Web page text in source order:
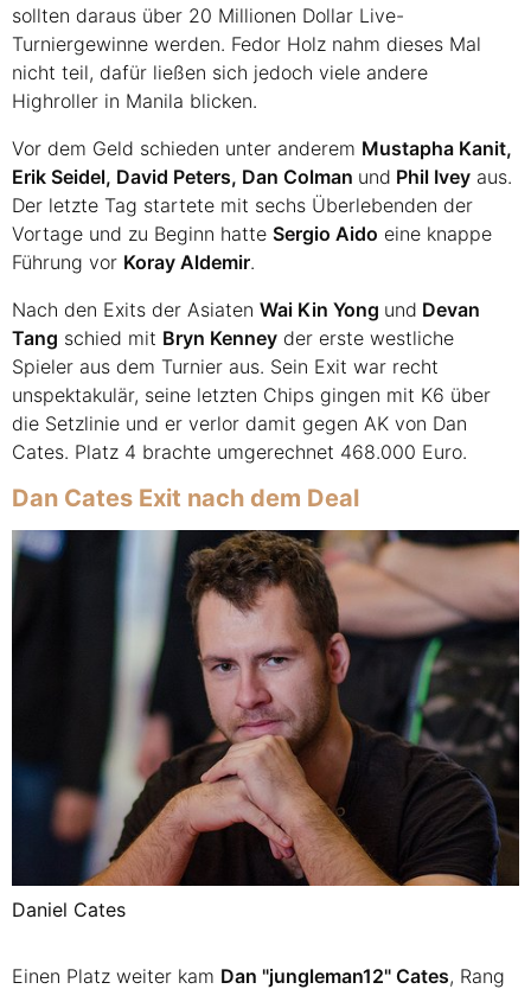
sollten daraus über 20 Millionen Dollar Live-
Turniergewinne werden. Fedor Holz nahm dieses Mal
nicht teil, dafür ließen sich jedoch viele andere
Highroller in Manila blicken.
Vor dem Geld schieden unter anderem Mustapha Kanit,
Erik Seidel, David Peters, Dan Colman und Phil Ivey aus.
Der letzte Tag startete mit sechs Überlebenden der
Vortage und zu Beginn hatte Sergio Aido eine knappe
Führung vor Koray Aldemir.
Nach den Exits der Asiaten Wai Kin Yong und Devan
Tang schied mit Bryn Kenney der erste westliche
Spieler aus dem Turnier aus. Sein Exit war recht
unspektakulär, seine letzten Chips gingen mit K6 über
die Setzlinie und er verlor damit gegen AK von Dan
Cates. Platz 4 brachte umgerechnet 468.000 Euro.
Dan Cates Exit nach dem Deal
Daniel Cates
Einen Platz weiter kam Dan "jungleman12" Cates, Rang